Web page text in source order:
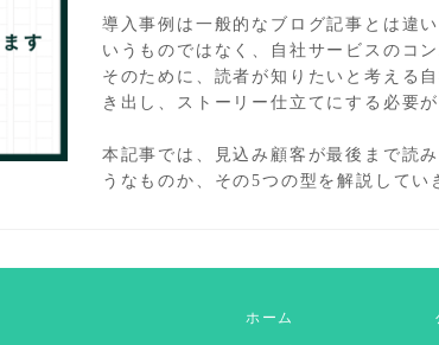
導入事例は一般的なブログ記事とは違
いうものではなく、自社サービスのコ
そのために、読者が知りたいと考える
き出し、ストーリー仕立てにする必要が
本記事では、見込み顧客が最後まで読
うなものか、その5つの型を解説してい
ホーム